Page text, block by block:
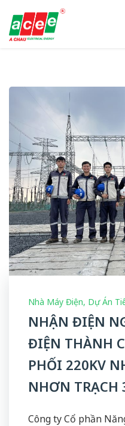
Nhà Máy Điện, Dự Án
NHẬN ĐIỆN
ĐIỆN THÀNH
PHỐI 220KV
NHƠN TRẠCH
Công ty Cổ phần